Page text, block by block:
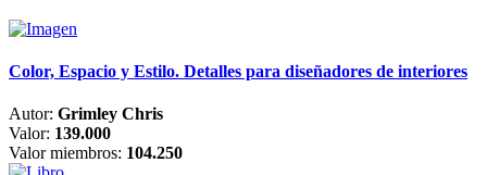
Color, Espacio y Estilo. Detalles para diseñadores de interiores
Autor: Grimley Chris
Valor: 139.000
Valor miembros: 104.250